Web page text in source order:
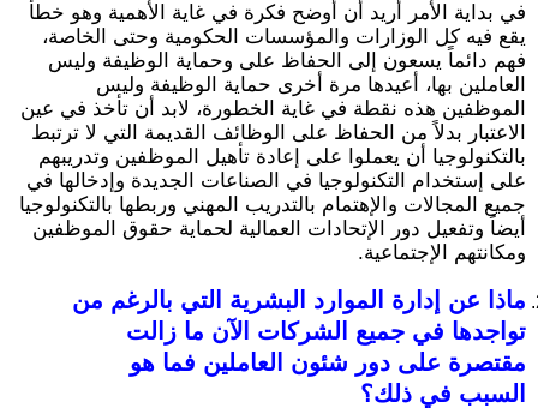
في بداية الأمر أريد أن أوضح فكرة في غاية الأهمية وهو خطأ
يقع فيه كل الوزارات والمؤسسات الحكومية وحتى الخاصة،
فهم دائماً يسعون إلى الحفاظ على وحماية الوظيفة وليس
العاملين بها، أعيدها مرة أخرى حماية الوظيفة وليس
الموظفين هذه نقطة في غاية الخطورة، لابد أن تأخذ في عين
الاعتبار بدلاً من الحفاظ على الوظائف القديمة التي لا ترتبط
بالتكنولوجيا أن يعملوا على إعادة تأهيل الموظفين وتدريبهم
على إستخدام التكنولوجيا في الصناعات الجديدة وإدخالها في
جميع المجالات والإهتمام بالتدريب المهني وربطها بالتكنولوجيا
أيضاً وتفعيل دور الإتحادات العمالية لحماية حقوق الموظفين
ومكانتهم الإجتماعية.
ماذا عن إدارة الموارد البشرية التي بالرغم من
تواجدها في جميع الشركات الآن ما زالت
مقتصرة على دور شئون العاملين فما هو
السبب في ذلك؟